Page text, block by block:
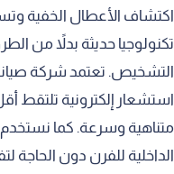
اكتشاف الأعطال الخفية
تكنولوجيا حديثة بدلاً من
التشخيص. تعتمد شركة صيانة
استشعار إلكترونية تلتقط
متناهية وسرعة. كما
الداخلية للفرن دون الحاجة